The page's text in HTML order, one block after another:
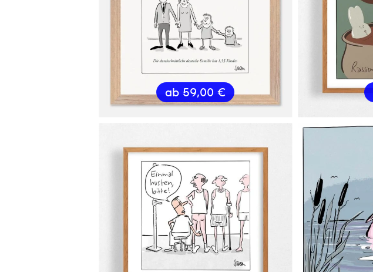
ab 59,00€